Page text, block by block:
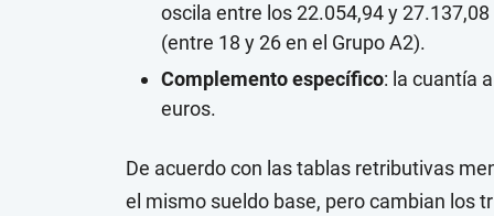
oscila entre los 22.054,94 y
(entre 18 y 26 en el Grupo A2).
Complemento específico: la cuantía
euros.
De acuerdo con las tablas retributivas
el mismo sueldo base, pero cambian los